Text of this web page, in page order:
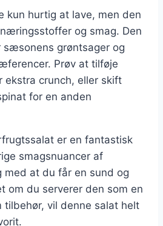
kun hurtig at lave, men den
og smag. Den
sæsonens grøntsager og
Prøv at tilføje
ekstra crunch, eller skift
for en anden
er en fantastisk
smagsnuancer af
med at du får en sund og
om du serverer den som en
tilbehør, vil denne salat helt